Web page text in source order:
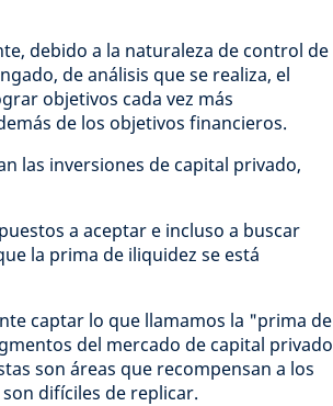
debido a la naturaleza de control de
de análisis que se realiza, el
objetivos cada vez más
de los objetivos financieros.
las inversiones de capital privado,
a aceptar e incluso a buscar
la prima de iliquidez se está
captar lo que llamamos la "prima de
del mercado de capital privado
son áreas que recompensan a los
difíciles de replicar.